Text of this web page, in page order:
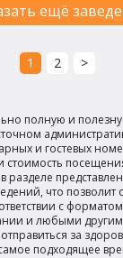
ещё
1 2 >
полную и
и гостевых
стоимость
разделе
что позволит
с
и любыми
за
подходящее